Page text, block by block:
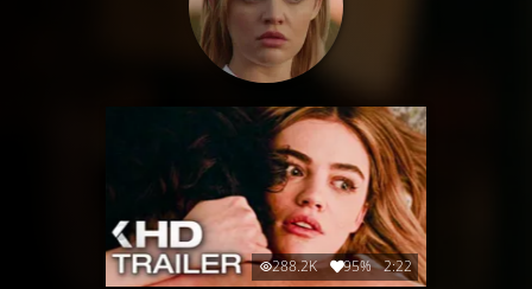
288.2K 95% 2:22